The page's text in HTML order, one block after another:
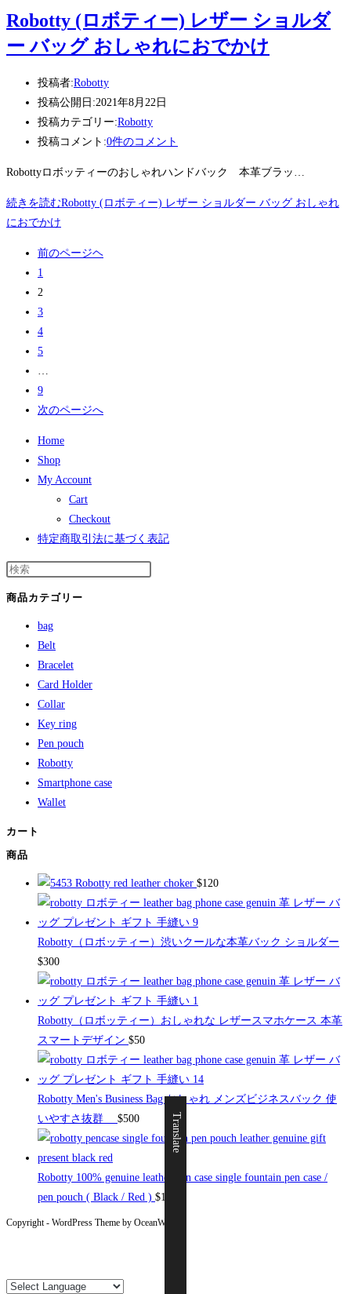
Robotty (ロボティー) レザー ショルダ
ー バッグ おしゃれにおでかけ
投稿者:Robotty
投稿公開日:2021年8月22日
投稿カテゴリー:Robotty
投稿コメント:0件のコメント
Robottyロボッティーのおしゃれハンドバック 本革ブラッ…
続きを読むRobotty (ロボティー) レザー ショルダー バッグ おしゃれ
におでかけ
前のページヘ
1
2
3
4
5
9
次のページへ
Home
Shop
My Account
Cart
Checkout
特定商取引法に基づく表記
商品カテゴリー
bag
Belt
Bracelet
Card Holder
Collar
Key ring
Pen pouch
Robotty
Smartphone case
Wallet
カート
商品
Robotty red leather choker $120
Robotty（ロボッティー）渋いクールな本革バック ショルダー
$300
Robotty（ロボッティー）おしゃれな レザースマホケース 本革
スマートデザイン $50
Robotty Men's Business Bag おしゃれ メンズビジネスバック 使
いやすさ抜群
$500
Robotty 100% genuine leather pen case single fountain pen case /
pen pouch ( Black / Red ) $19
Copyright - WordPress Theme by OceanWP
Translate